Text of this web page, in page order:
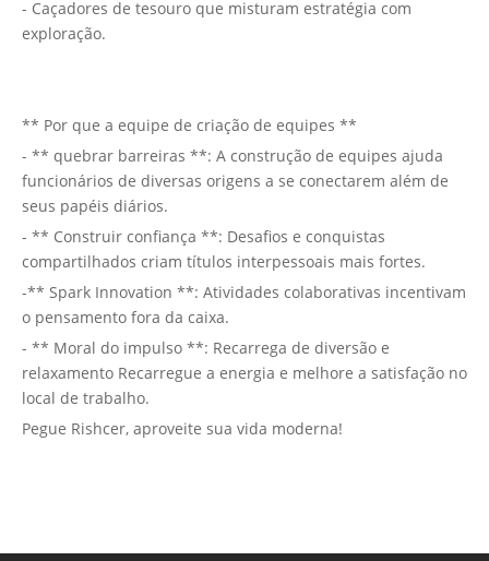
- Caçadores de tesouro que misturam estratégia com
exploração.
** Por que a equipe de criação de equipes **
- ** quebrar barreiras **: A construção de equipes ajuda
funcionários de diversas origens a se conectarem além de
seus papéis diários.
- ** Construir confiança **: Desafios e conquistas
compartilhados criam títulos interpessoais mais fortes.
-** Spark Innovation **: Atividades colaborativas incentivam
o pensamento fora da caixa.
- ** Moral do impulso **: Recarrega de diversão e
relaxamento Recarregue a energia e melhore a satisfação no
local de trabalho.
Pegue Rishcer, aproveite sua vida moderna!